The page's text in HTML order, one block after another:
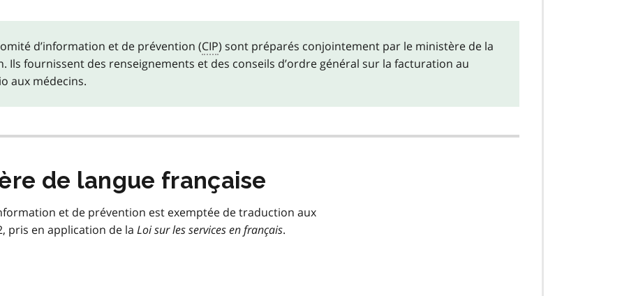
d’information et de prévention (CIP) sont préparés conjointement par le ministère de la
Ils fournissent des renseignements et des conseils d’ordre général sur la facturation au
aux médecins.
de langue française
et de prévention est exemptée de traduction aux
pris en application de la Loi sur les services en français.